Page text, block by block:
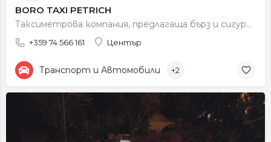
BORO TAXI PETRICH
Таксиметрова компания, предлагаща бърз и сигурен превоз в града и региона.
+359 74 566 161 Център
Транспорт и Автомобили +2